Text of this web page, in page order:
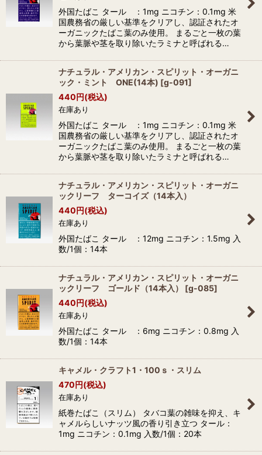
外国たばこ タール ：1mg ニコチン：0.1mg 米
国農務省の厳しい基準をクリアし、認証されたオ
ーガニックたばこ葉のみ使用。 まるごと一枚の葉
から葉脈や茎を取り除いたラミナと呼ばれる…
ナチュラル・アメリカン・スピリット・オーガニ
ック・ミント ONE(14本) [g-091]
440円(税込)
在庫あり
外国たばこ タール ：1mg ニコチン：0.1mg 米
国農務省の厳しい基準をクリアし、認証されたオ
ーガニックたばこ葉のみ使用。 まるごと一枚の葉
から葉脈や茎を取り除いたラミナと呼ばれる…
ナチュラル・アメリカン・スピリット・オーガニ
ックリーフ ターコイズ（14本入）
440円(税込)
在庫あり
外国たばこ タール ：12mg ニコチン：1.5mg 入
数/1個：14本
ナチュラル・アメリカン・スピリット・オーガニ
ックリーフ ゴールド（14本入）
[g-085]
440円(税込)
在庫あり
外国たばこ タール ：6mg ニコチン：0.8mg 入
数/1個：14本
キャメル・クラフト1・100ｓ・スリム
470円(税込)
在庫あり
紙巻たばこ（スリム） タバコ葉の雑味を抑え、キ
ャメルらしいナッツ風の香り引き立つ タール：
1mg ニコチン：0.1mg 入数/1個：20本